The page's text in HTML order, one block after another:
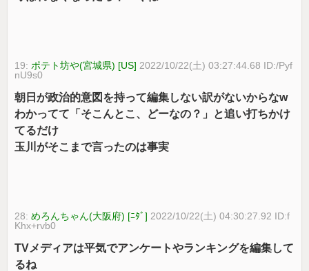
19: ポテト坊や(宮城県) [US] 2022/10/22(土) 03:27:44.68 ID:/Pyf
nU9s0
朝日が政治的意図を持って編集しない訳がないからなw
わかってて「そこんとこ、どーなの？」と追い打ちかけ
てるだけ
玉川がそこまで言ったのは事実
28:めろんちゃん(大阪府) [ﾆﾀﾞ] 2022/10/22(土) 04:30:27.92 ID:f
Khx+rvb0
TVメディアは平気でアンケートやランキングを編集して
るね